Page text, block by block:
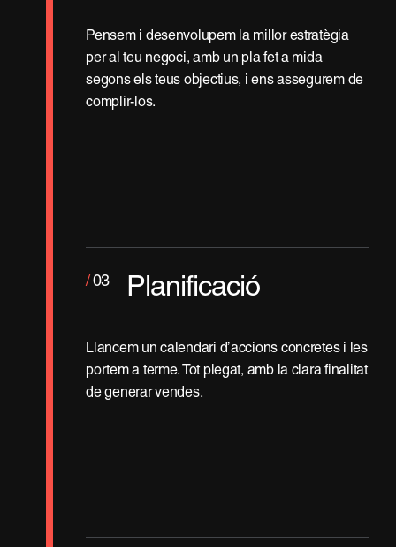
Pensem i desenvolupem la millor estratègia
per al teu negoci, amb un pla fet a mida
segons els teus objectius, i ens assegurem de
complir-los.
/03 Planificació
Llancem un calendari d’accions concretes i les
portem a terme. Tot plegat, amb la clara finalitat
de generar vendes.